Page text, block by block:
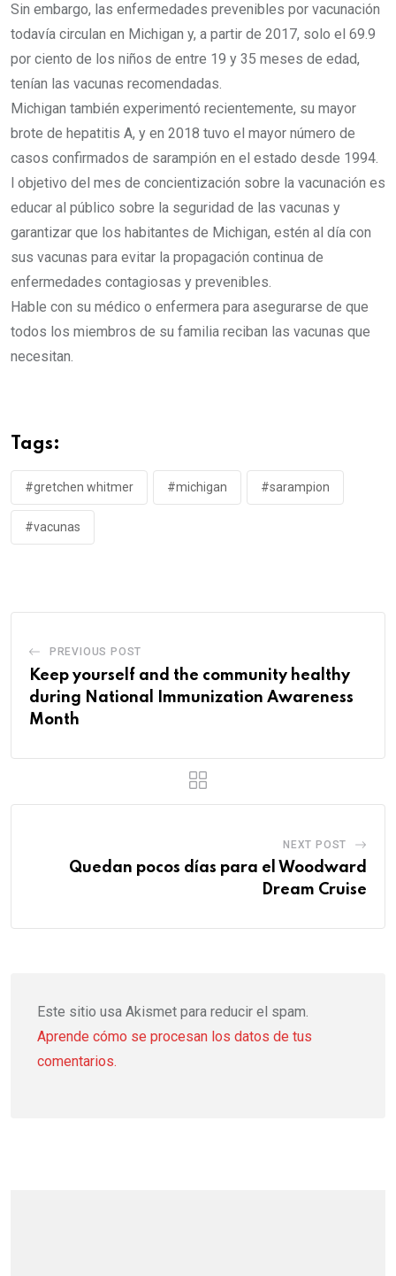
Sin embargo, las enfermedades prevenibles por vacunación
todavía circulan en Michigan y, a partir de 2017, solo el 69.9
por ciento de los niños de entre 19 y 35 meses de edad,
tenían las vacunas recomendadas.
Michigan también experimentó recientemente, su mayor
brote de hepatitis A, y en 2018 tuvo el mayor número de
casos confirmados de sarampión en el estado desde 1994.
l objetivo del mes de concientización sobre la vacunación es
educar al público sobre la seguridad de las vacunas y
garantizar que los habitantes de Michigan, estén al día con
sus vacunas para evitar la propagación continua de
enfermedades contagiosas y prevenibles.
Hable con su médico o enfermera para asegurarse de que
todos los miembros de su familia reciban las vacunas que
necesitan.
Tags:
#gretchen whitmer #michigan #sarampion
#vacunas
PREVIOUS POST
Keep yourself and the community healthy
during National Immunization Awareness
Month
NEXT POST
Quedan pocos días para el Woodward
Dream Cruise
Este sitio usa Akismet para reducir el spam.
Aprende cómo se procesan los datos de tus
comentarios.